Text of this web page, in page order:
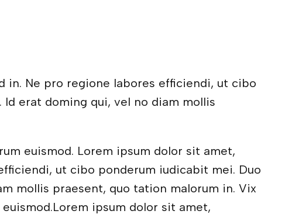
in. Ne pro regione labores efficiendi, ut cibo
erat doming qui, vel no diam mollis
euismod. Lorem ipsum dolor sit amet,
ut cibo ponderum iudicabit mei. Duo
mollis praesent, quo tation malorum in. Vix
ipsum dolor sit amet,